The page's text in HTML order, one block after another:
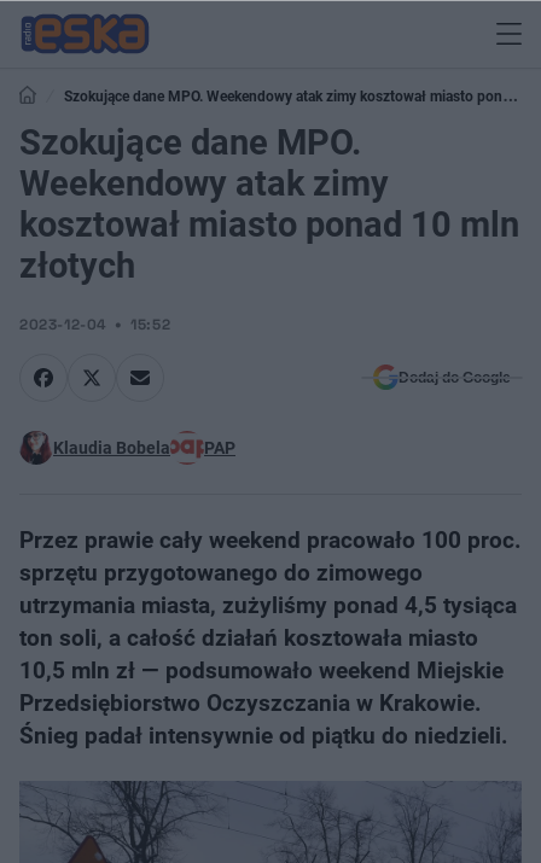
Szokujące dane MPO. Weekendowy atak zimy kosztował miasto ponad
10 mln złotych
Szokujące dane MPO.
Weekendowy atak zimy
kosztował miasto ponad 10 mln
złotych
2023-12-04 15:52
Dodaj do Google
Klaudia Bobela PAP
Przez prawie cały weekend pracowało 100 proc.
sprzętu przygotowanego do zimowego
utrzymania miasta, zużyliśmy ponad 4,5 tysiąca
ton soli, a całość działań kosztowała miasto
10,5 mln zł — podsumowało weekend Miejskie
Przedsiębiorstwo Oczyszczania w Krakowie.
Śnieg padał intensywnie od piątku do niedzieli.